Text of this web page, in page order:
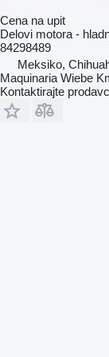
Cena na upit
Delovi motora -
84298489
Meksiko,
Maquinaria Wiebe
Kontaktirajte